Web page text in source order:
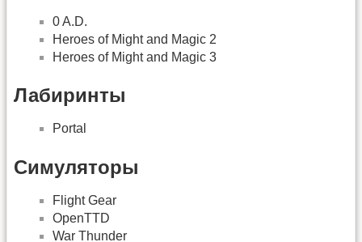
0 A.D.
Heroes of Might and Magic 2
Heroes of Might and Magic 3
Лабиринты
Portal
Симуляторы
Flight Gear
OpenTTD
War Thunder